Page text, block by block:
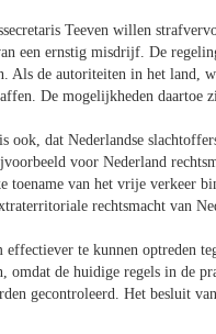
Teeven willen
een ernstig misdrijf. De
Als de autoriteiten in het land,
De mogelijkheden daartoe
ook, dat Nederlandse
voor Nederland
toename van het vrije verkeer
rechtsmacht van
effectiever te kunnen optreden
de huidige regels in de
gecontroleerd. Het besluit